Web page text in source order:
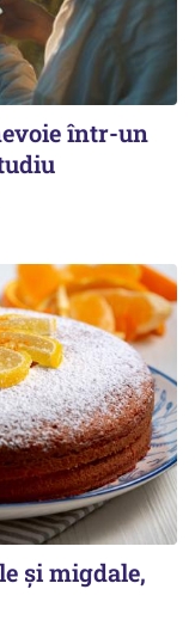
într-un
și migdale,